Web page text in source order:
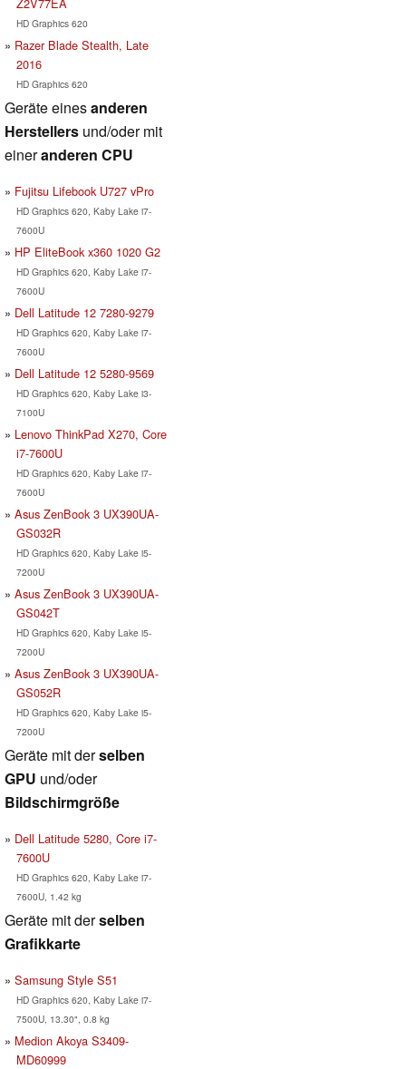
HD Graphics 620
Razer Blade Stealth, Late
2016
HD Graphics 620
Geräte einesanderen
Herstellers und/oder mit
eineranderen CPU
Fujitsu Lifebook U727 vPro
HD Graphics 620, Kaby Lake i7-
7600U
HP EliteBook x360 1020 G2
HD Graphics 620, Kaby Lake i7-
7600U
Dell Latitude 12 7280-9279
HD Graphics 620, Kaby Lake i7-
7600U
Dell Latitude 12 5280-9569
HD Graphics 620, Kaby Lake i3-
7100U
Lenovo ThinkPad X270, Core
i7-7600U
HD Graphics 620, Kaby Lake i7-
7600U
Asus ZenBook 3 UX390UA-
GS032R
HD Graphics 620, Kaby Lake i5-
7200U
Asus ZenBook 3 UX390UA-
GS042T
HD Graphics 620, Kaby Lake i5-
7200U
Asus ZenBook 3 UX390UA-
GS052R
HD Graphics 620, Kaby Lake i5-
7200U
Geräte mit derselben
GPU und/oder
Bildschirmgröße
Dell Latitude 5280, Core i7-
7600U
HD Graphics 620, Kaby Lake i7-
7600U, 1.42 kg
Geräte mit derselben
Grafikkarte
Samsung Style S51
HD Graphics 620, Kaby Lake i7-
7500U, 13.30", 0.8 kg
Medion Akoya S3409-
MD60999